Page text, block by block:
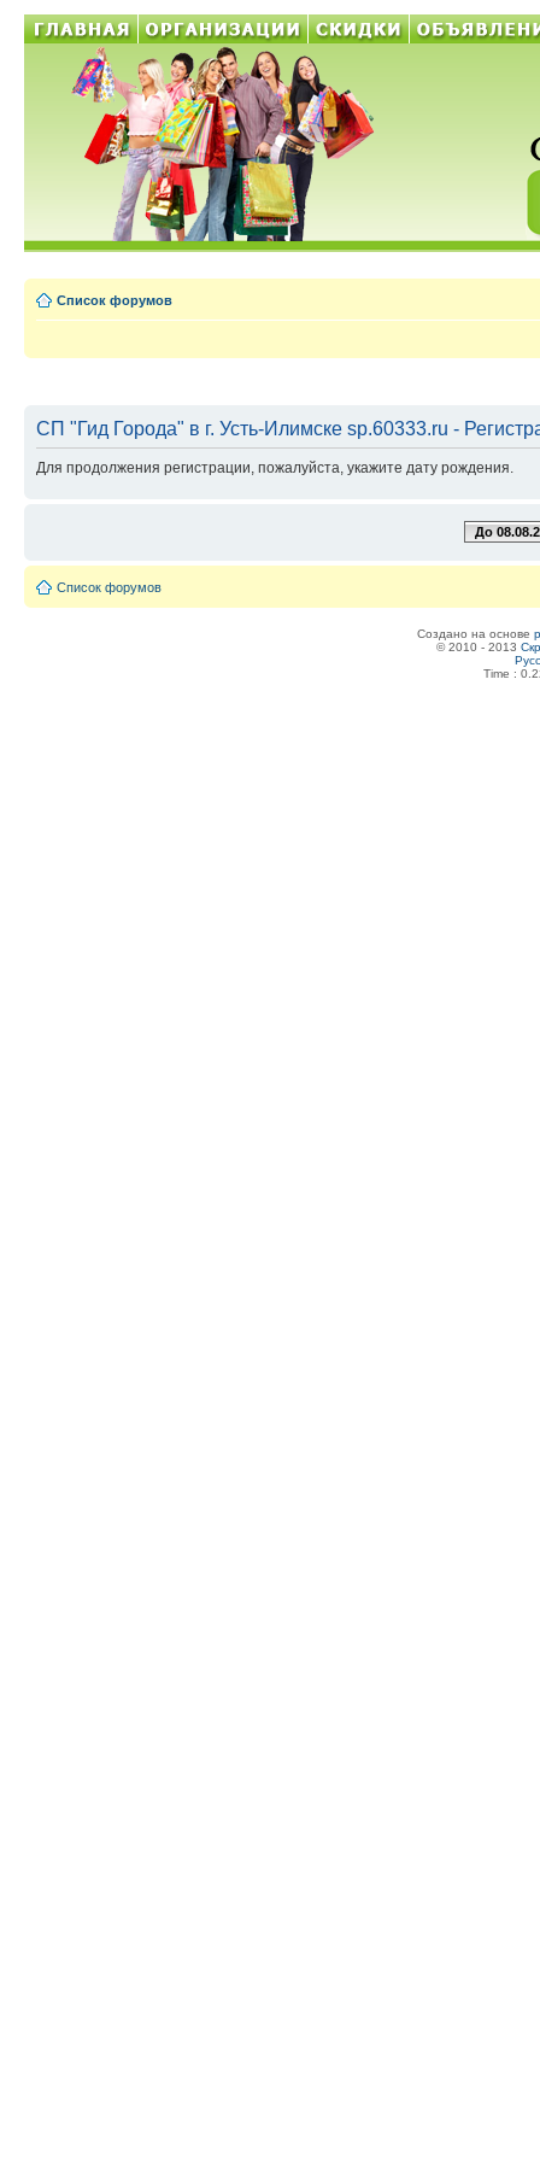
Список форумов
СП "Гид Города" в г. Усть-Илимске sp.60333.ru -
Для продолжения регистрации, пожалуйста, укажите дату рождения.
До
Список форумов
Создано на основе
© 2010 - 2013
Time :